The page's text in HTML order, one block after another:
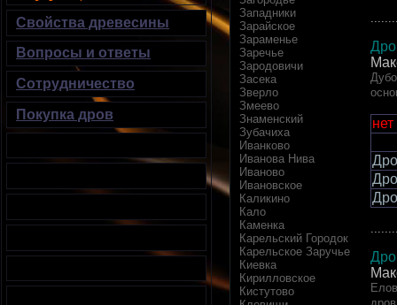
Западники
Зарайское
Зараменье
Заречье
Зародовичи
Засека
Зверло
Змеево
Знаменский
Зубачиха
Иванково
Иванова Нива
Иваново
Ивановское
Каликино
Кало
Каменка
Карельский Городок
Карельское Заручье
Киевка
Кирилловское
Кистутово
Свойства древесины
Вопросы и ответы
Сотрудничество
Покупка дров